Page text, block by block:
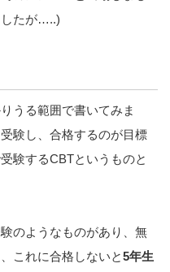
したが…..)
うる範囲で書いてみま
験し、合格するのが目標
験するCBTというものと
のようなものがあり、無
これに合格しないと5年生